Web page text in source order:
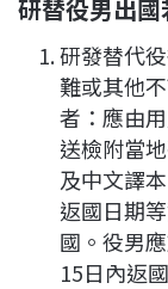
研替役男出
研發替代
難或其他
者：應由
送檢附當
及中文譯
返國日期
國。役男
15日內返